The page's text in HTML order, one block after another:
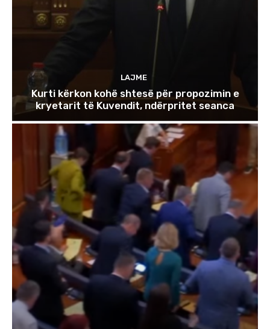
LAJME
Kurti kërkon kohë shtesë për propozimin e
kryetarit të Kuvendit, ndërpritet seanca